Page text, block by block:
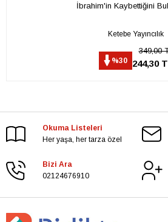
İbrahim'in Kaybettiğini
Ketebe Yayıncılık
%30
349,00
244,30
Okuma Listeleri
Her yaşa, her tarza özel
Bizi Ara
02124676910